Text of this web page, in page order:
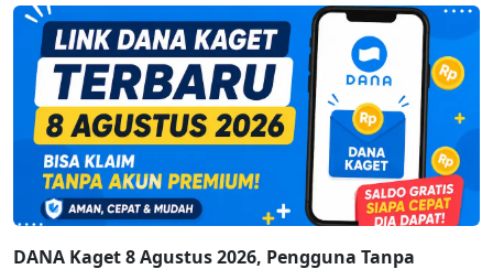
DANA Kaget 8 Agustus 2026, Pengguna Tanpa